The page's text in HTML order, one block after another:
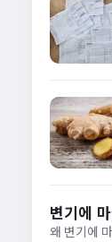
변기에
왜 변기에